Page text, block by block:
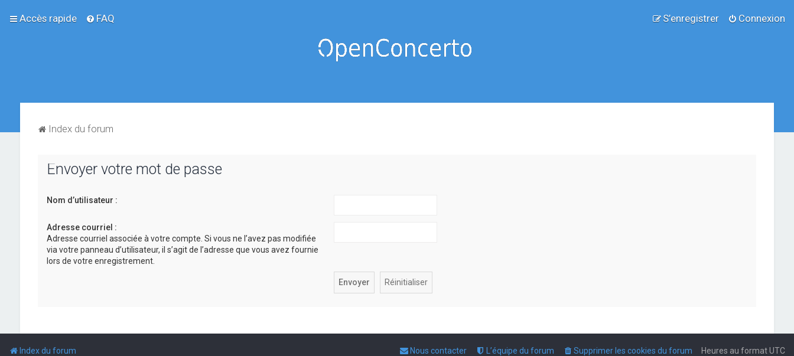
Accès rapide FAQ Connexion
S’enregistrer
Index du forum
Envoyer votre mot de passe
Nom d’utilisateur :
Adresse courriel :
Adresse courriel associée à votre compte. Si vous ne l’avez pas modifiée
via votre panneau d’utilisateur, il s’agit de l’adresse que vous avez fournie
lors de votre enregistrement.
Index du forum Heures au formatUTC
Supprimer les cookies du forum
L’équipe du forum
Nous contacter